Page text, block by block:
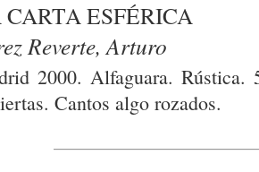
ESFÉRICA
Reverte, Arturo
2000. Alfaguara. Rústica.
Cantos algo rozados.